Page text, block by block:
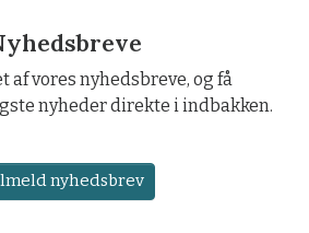
af vores nyhedsbreve, og få
nyheder direkte i indbakken.
nyhedsbrev